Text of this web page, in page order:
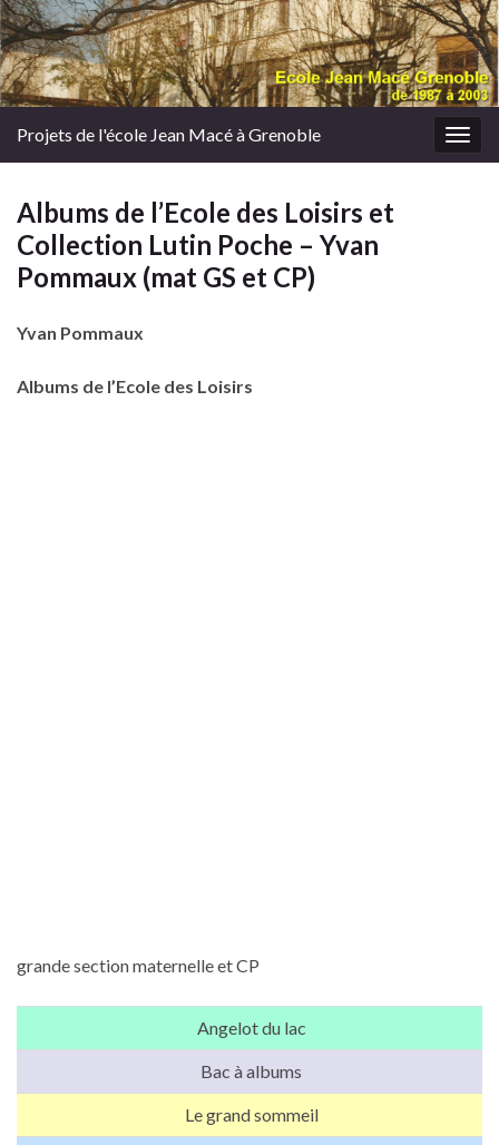
Projets de l'école Jean Macé à Grenoble
Albums de l’Ecole des Loisirs et
Collection Lutin Poche – Yvan
Pommaux (mat GS et CP)
Yvan Pommaux
Albums de l’Ecole des Loisirs
grande section maternelle et CP
Angelot du lac
Bac à albums
Le grand sommeil